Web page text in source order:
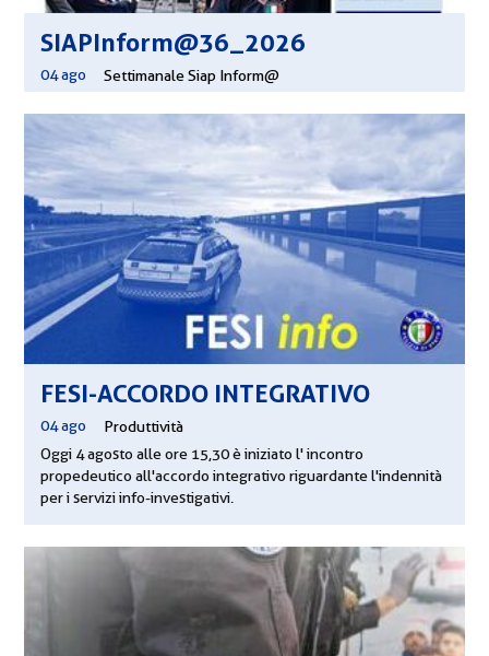
SIAPInform@36_2026
04 ago Settimanale Siap Inform@
FESI-ACCORDO INTEGRATIVO
04 ago
Produttività
Oggi 4 agosto alle ore 15,30 è iniziato l' incontro
propedeutico all'accordo integrativo riguardante l'indennità
per i servizi info-investigativi.